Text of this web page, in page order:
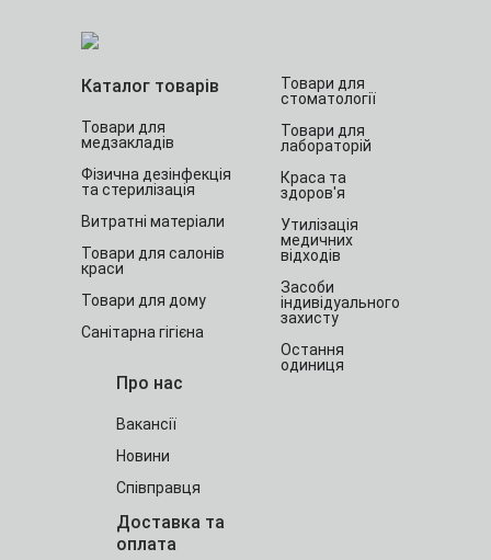
Каталог товарів
Товари для
медзакладів
Фізична дезінфекція
та стерилізація
Витратні матеріали
Товари для салонів
краси
Товари для дому
Санітарна гігієна
Товари для
стоматології
Товари для
лабораторій
Краса та
здоров'я
Утилізація
медичних
відходів
Засоби
індивідуального
захисту
Остання
одиниця
Про нас
Вакансії
Новини
Співправця
Доставка та
оплата